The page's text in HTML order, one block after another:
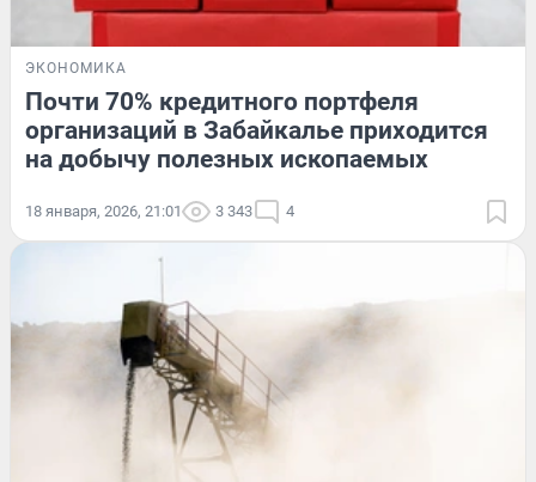
ЭКОНОМИКА
Почти 70% кредитного портфеля
организаций в Забайкалье приходится
на добычу полезных ископаемых
18 января, 2026, 21:01 3 343 4